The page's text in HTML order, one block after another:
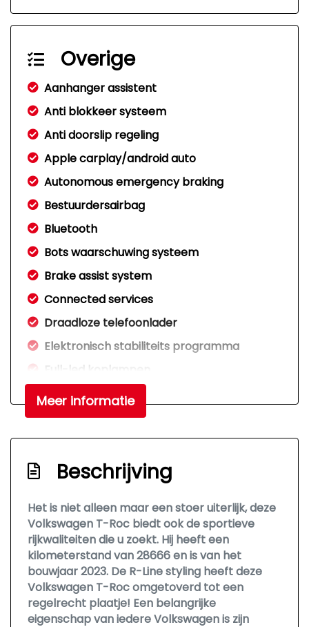
Overige
Aanhanger assistent
Anti blokkeer systeem
Anti doorslip regeling
Apple carplay/android auto
Autonomous emergency braking
Bestuurdersairbag
Bluetooth
Bots waarschuwing systeem
Brake assist system
Connected services
Draadloze telefoonlader
Elektronisch stabiliteits programma
Full-led koplampen
Hemelbekleding donker
Hoofd airbag(s) voor
Led mistlampen
Multimedia scherm middel
Passagiersairbag
Rijstrooksensor met correctie
Schakelpaddles
Sfeerverlichting
Variabele stuuroverbrenging
Volledig digitaal instrumentenpaneel groot
Meer informatie
Beschrijving
Het is niet alleen maar een stoer uiterlijk, deze
Volkswagen T-Roc biedt ook de sportieve
rijkwaliteiten die u zoekt. Hij heeft een
kilometerstand van 28666 en is van het
bouwjaar 2023. De R-Line styling heeft deze
Volkswagen T-Roc omgetoverd tot een
regelrecht plaatje! Een belangrijke
eigenschap van iedere Volkswagen is zijn